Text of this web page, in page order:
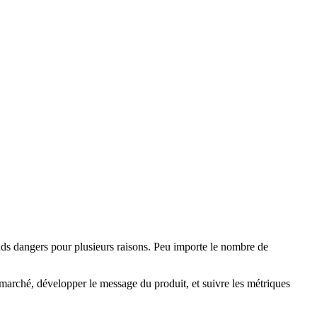
dangers pour plusieurs raisons. Peu importe le nombre de
développer le message du produit, et suivre les métriques